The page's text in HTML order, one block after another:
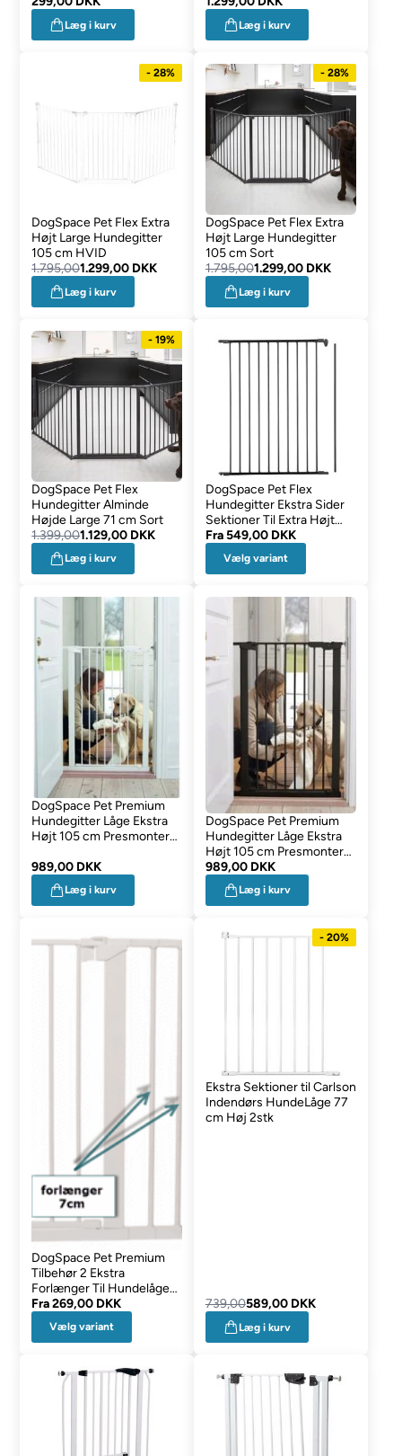
Læg i kurv Læg i kurv
- 28%
DogSpace Pet Flex Extra
Højt Large Hundegitter
105 cm HVID
1.795,001.299,00 DKK
Læg i kurv
- 28%
DogSpace Pet Flex Extra
Højt Large Hundegitter
105 cm Sort
1.795,001.299,00 DKK
Læg i kurv
- 19%
DogSpace Pet Flex
Hundegitter Alminde
Højde Large 71 cm Sort
1.399,001.129,00 DKK
Læg i kurv
DogSpace Pet Flex
Hundegitter Ekstra Sider
Sektioner Til Extra Højt
105cm
Fra549,00 DKK
Vælg variant
DogSpace Pet Premium
Hundegitter Låge Ekstra
Højt 105 cm Presmonteret
989,00 DKK
Læg i kurv
DogSpace Pet Premium
Hundegitter Låge Ekstra
Højt 105 cm Presmonteret
Sort
989,00 DKK
Læg i kurv
DogSpace Pet Premium
Tilbehør 2 Ekstra
Forlænger Til Hundelågen
105 cm
Fra269,00 DKK
Vælg variant
- 20%
Ekstra Sektioner til Carlson
Indendørs HundeLåge 77
cm Høj 2stk
739,00589,00 DKK
Læg i kurv